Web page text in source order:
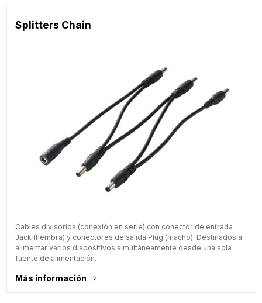
Splitters Chain
Cables divisorios (conexión en serie) con conector de entrada
Jack (hembra) y conectores de salida Plug (macho). Destinados a
alimentar varios dispositivos simultáneamente desde una sola
fuente de alimentación.
Más información